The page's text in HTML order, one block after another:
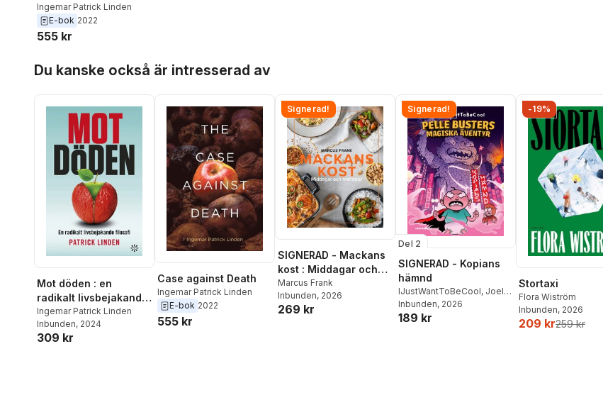
Ingemar Patrick Linden
E-bok 2022
555 kr
Du kanske också är intresserad av
Mot döden : en
radikalt livsbejakande
filosofi
Ingemar Patrick Linden
Inbunden, 2024
309 kr
Case against Death
Ingemar Patrick Linden
E-bok 2022
555 kr
Signerad!
SIGNERAD - Mackans
kost : Middagar och
matlådor
Marcus Frank
Inbunden, 2026
269 kr
Signerad!
Del 2
SIGNERAD - Kopians
hämnd
IJustWantToBeCool, Joel
Adolphson,Emil Ejdemo
Beer ,Victor Beer
Inbunden, 2026
189 kr
-19%
Stortaxi
Flora Wiström
Inbunden, 2026
209 kr259 kr